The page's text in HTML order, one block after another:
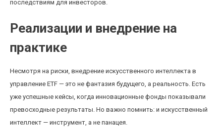
последствиям для инвесторов.
Реализации и внедрение на
практике
Несмотря на риски, внедрение искусственного интеллекта в
управление ETF — это не фантазия будущего, а реальность. Есть
уже успешные кейсы, когда инновационные фонды показывали
превосходные результаты. Но важно помнить: и искусственный
интеллект — инструмент, а не панацея.